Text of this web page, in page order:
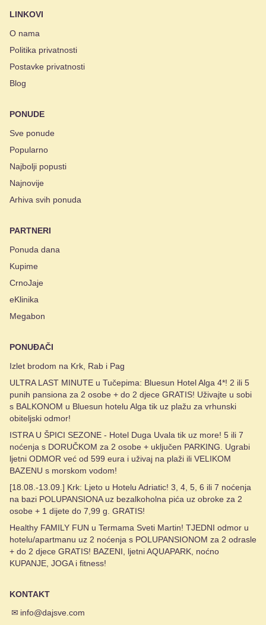
LINKOVI
O nama
Politika privatnosti
Postavke privatnosti
Blog
PONUDE
Sve ponude
Popularno
Najbolji popusti
Najnovije
Arhiva svih ponuda
PARTNERI
Ponuda dana
Kupime
CrnoJaje
eKlinika
Megabon
PONUĐAČI
Izlet brodom na Krk, Rab i Pag
ULTRA LAST MINUTE u Tučepima: Bluesun Hotel Alga 4*! 2 ili 5
punih pansiona za 2 osobe + do 2 djece GRATIS! Uživajte u sobi
s BALKONOM u Bluesun hotelu Alga tik uz plažu za vrhunski
obiteljski odmor!
ISTRA U ŠPICI SEZONE - Hotel Duga Uvala tik uz more! 5 ili 7
noćenja s DORUČKOM za 2 osobe + uključen PARKING. Ugrabi
ljetni ODMOR već od 599 eura i uživaj na plaži ili VELIKOM
BAZENU s morskom vodom!
[18.08.-13.09.] Krk: Ljeto u Hotelu Adriatic! 3, 4, 5, 6 ili 7 noćenja
na bazi POLUPANSIONA uz bezalkoholna pića uz obroke za 2
osobe + 1 dijete do 7,99 g. GRATIS!
Healthy FAMILY FUN u Termama Sveti Martin! TJEDNI odmor u
hotelu/apartmanu uz 2 noćenja s POLUPANSIONOM za 2 odrasle
+ do 2 djece GRATIS! BAZENI, ljetni AQUAPARK, noćno
KUPANJE, JOGA i fitness!
KONTAKT
✉ info@dajsve.com